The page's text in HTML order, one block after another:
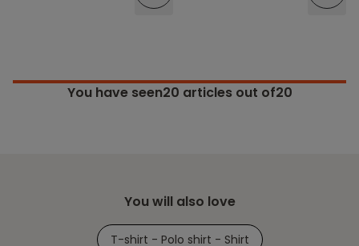
You have seen20 articles out of20
You will also love
T-shirt - Polo shirt - Shirt